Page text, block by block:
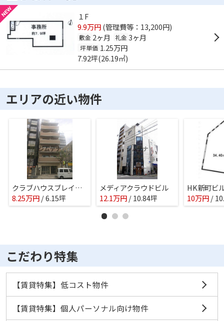
１F
9.9万円(管理費等：13,200円)
敷金 2ヶ月 礼金 3ヶ月
坪単価 1.25万円
7.92坪(26.19㎡)
エリアの近い物件
クラブハウスブレイン南堀江
8.25万円/ 6.15坪
メディアクラウドビル
12.1万円/ 10.84坪
HK新町ビ
10万円/
こだわり特集
【賃貸特集】低コスト物件
【賃貸特集】個人パーソナル向け物件